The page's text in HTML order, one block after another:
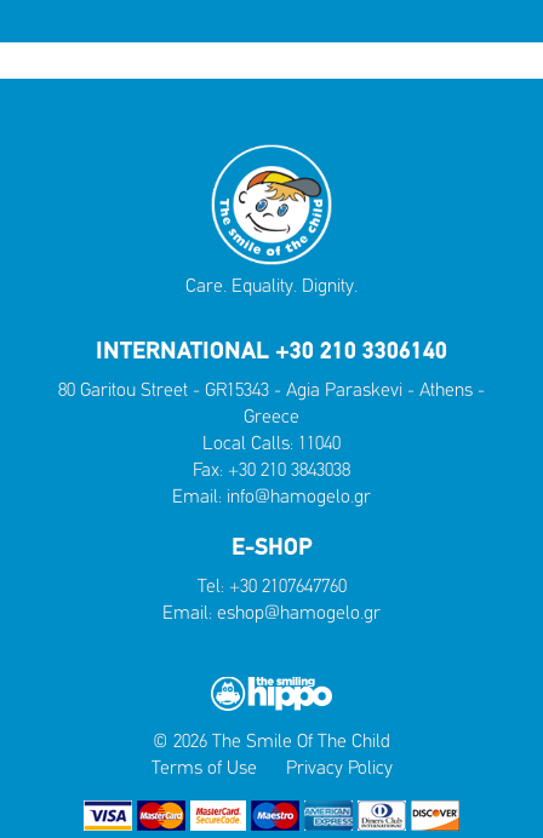
Care. Equality. Dignity.
INTERNATIONAL +30 210 3306140
80 Garitou Street - GR15343 - Agia Paraskevi - Athens -
Greece
Local Calls: 11040
Fax: +30 210 3843038
Email: info@hamogelo.gr
E-SHOP
Tel: +30 2107647760
Email: eshop@hamogelo.gr
© 2026 The Smile Of The Child
Terms of Use
Privacy Policy